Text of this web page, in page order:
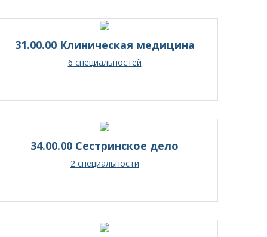
31.00.00 Клиническая медицина
6 специальностей
34.00.00 Сестринское дело
2 специальности